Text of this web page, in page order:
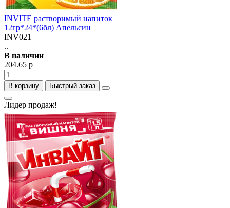
INVITE растворимый напиток
12гр*24*(6бл) Апельсин
INV021
..
В наличии
204.65 р
В корзину Быстрый заказ
Лидер продаж!